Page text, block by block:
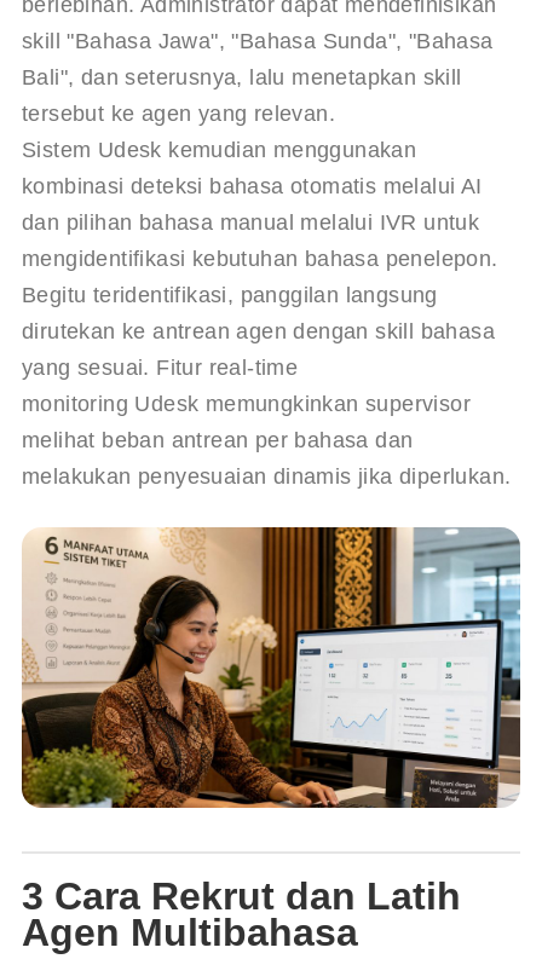
skill "Bahasa Jawa", "Bahasa Sunda", "Bahasa
Bali", dan seterusnya, lalu menetapkan skill
tersebut ke agen yang relevan.
Sistem Udesk kemudian menggunakan
kombinasi deteksi bahasa otomatis melalui AI
dan pilihan bahasa manual melalui IVR untuk
mengidentifikasi kebutuhan bahasa penelepon.
Begitu teridentifikasi, panggilan langsung
dirutekan ke antrean agen dengan skill bahasa
yang sesuai. Fitur real-time
monitoring Udesk memungkinkan supervisor
melihat beban antrean per bahasa dan
melakukan penyesuaian dinamis jika diperlukan.
3 Cara Rekrut dan Latih
Agen Multibahasa